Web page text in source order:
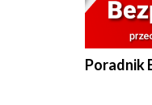
Poradnik